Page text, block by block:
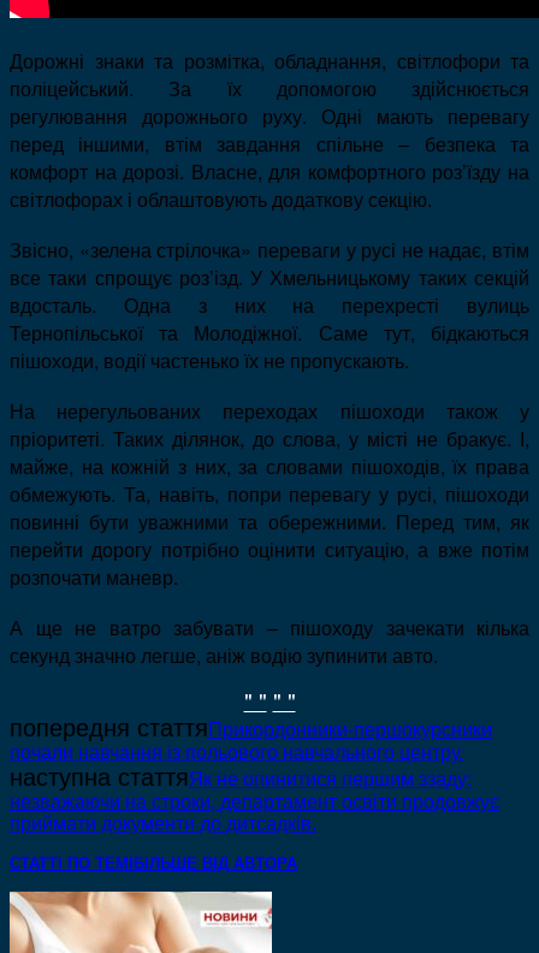
Дорожні знаки та розмітка, обладнання, світлофори та
поліцейський. За їх допомогою здійснюється
регулювання дорожнього руху. Одні мають перевагу
перед іншими, втім завдання спільне – безпека та
комфорт на дорозі. Власне, для комфортного роз’їзду на
світлофорах і облаштовують додаткову секцію.
Звісно, «зелена стрілочка» переваги у русі не надає, втім
все таки спрощує роз’ізд. У Хмельницькому таких секцій
вдосталь. Одна з них на перехресті вулиць
Тернопільської та Молодіжної. Саме тут, бідкаються
пішоходи, водії частенько їх не пропускають.
На нерегульованих переходах пішоходи також у
пріоритеті. Таких ділянок, до слова, у місті не бракує. І,
майже, на кожній з них, за словами пішоходів, їх права
обмежують. Та, навіть, попри перевагу у русі, пішоходи
повинні бути уважними та обережними. Перед тим, як
перейти дорогу потрібно оцінити ситуацію, а вже потім
розпочати маневр.
А ще не ватро забувати – пішоходу зачекати кілька
секунд значно легше, аніж водію зупинити авто.
" " " "
попередня статтяПрикордонники-першокурсники
почали навчання із польового навчального центру.
наступна статтяЯк не опинитися першим ззаду:
незважаючи на строки, департамент освіти продовжує
приймати документи до дитсадків.
СТАТТІ ПО ТЕМІ БІЛЬШЕ ВІД АВТОРА